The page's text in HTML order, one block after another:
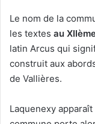
Le nom de la
les textes au
latin Arcus qui
construit aux
de Vallières.
Laquenexy